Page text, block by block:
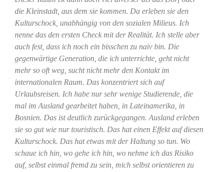
die Kleinstadt, aus dem sie kommen. Da erleben sie den
Kulturschock, unabhängig von den sozialen Milieus. Ich
nenne das den ersten Check mit der Realität. Ich stelle aber
auch fest, dass ich noch ein bisschen zu naiv bin. Die
gegenwärtige Generation, die ich unterrichte, geht nicht
mehr so oft weg, sucht nicht mehr den Kontakt im
internationalen Raum. Das konzentriert sich auf
Urlaubsreisen. Ich habe nur sehr wenige Studierende, die
mal im Ausland gearbeitet haben, in Lateinamerika, in
Bosnien. Das ist deutlich zurückgegangen. Ausland erleben
sie so gut wie nur touristisch. Das hat einen Effekt auf diesen
Kulturschock. Das hat etwas mit der Haltung so tun. Wo
schaue ich hin, wo gehe ich hin, wo nehme ich das Risiko
auf, selbst einmal fremd zu sein, mich selbst orientieren zu